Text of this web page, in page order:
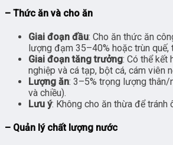
– Thức ăn và cho ăn
Giai đoạn đầu: Cho ăn thức ăn
lượng đạm 35–40% hoặc trùn quế,
Giai đoạn tăng trưởng: Có thể kết
nghiệp và cá tạp, bột cá, cám viên
Lượng ăn: 3–5% trọng lượng thân/
và chiều).
Lưu ý: Không cho ăn thừa để tránh
– Quản lý chất lượng nước